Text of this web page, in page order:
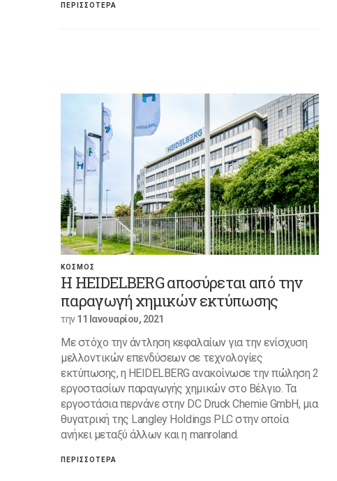
ΠΕΡΙΣΣΟΤΕΡΑ
ΚΟΣΜΟΣ
Η HEIDELBERG αποσύρεται από την
παραγωγή χημικών εκτύπωσης
την11 Ιανουαρίου, 2021
Με στόχο την άντληση κεφαλαίων για την ενίσχυση
μελλοντικών επενδύσεων σε τεχνολογίες
εκτύπωσης, η HEIDELBERG ανακοίνωσε την πώληση 2
εργοστασίων παραγωγής χημικών στο Βέλγιο. Τα
εργοστάσια περνάνε στην DC Druck Chemie GmbH, μια
θυγατρική της Langley Holdings PLC στην οποία
ανήκει μεταξύ άλλων και η manroland.
ΠΕΡΙΣΣΟΤΕΡΑ